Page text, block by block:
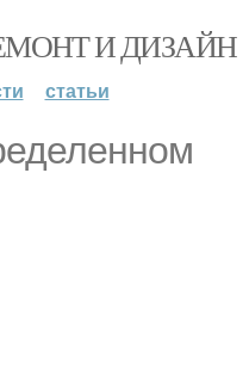
И ДИЗАЙН
статьи